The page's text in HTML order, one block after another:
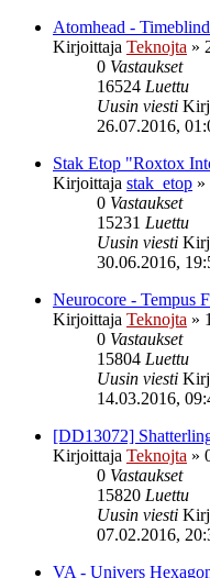
Atomhead -
Kirjoittaja Teknojta »
0 Vastaukset
16524 Luettu
Uusin viesti
26.07.2016,
Stak Etop "Roxtox
Kirjoittaja stak_etop »
0 Vastaukset
15231 Luettu
Uusin viesti
30.06.2016,
Neurocore - Tempus
Kirjoittaja Teknojta »
0 Vastaukset
15804 Luettu
Uusin viesti
14.03.2016,
[DD13072]
Kirjoittaja Teknojta »
0 Vastaukset
15820 Luettu
Uusin viesti
07.02.2016,
VA - Univers